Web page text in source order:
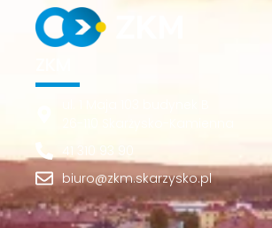
41 310 93 90
biuro@zkm.skarzysko.pl